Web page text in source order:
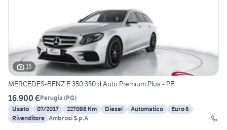
15
MERCEDES-BENZ E 350 350 d Auto Premium Plus - PE
16.900 €Perugia (PG)
Usato
07/2017 227098 Km Diesel Automatico
Euro 6
Rivenditore Ambrosi S.p.A